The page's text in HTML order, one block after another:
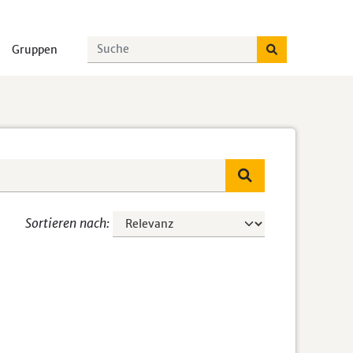
Gruppen
Sortieren nach